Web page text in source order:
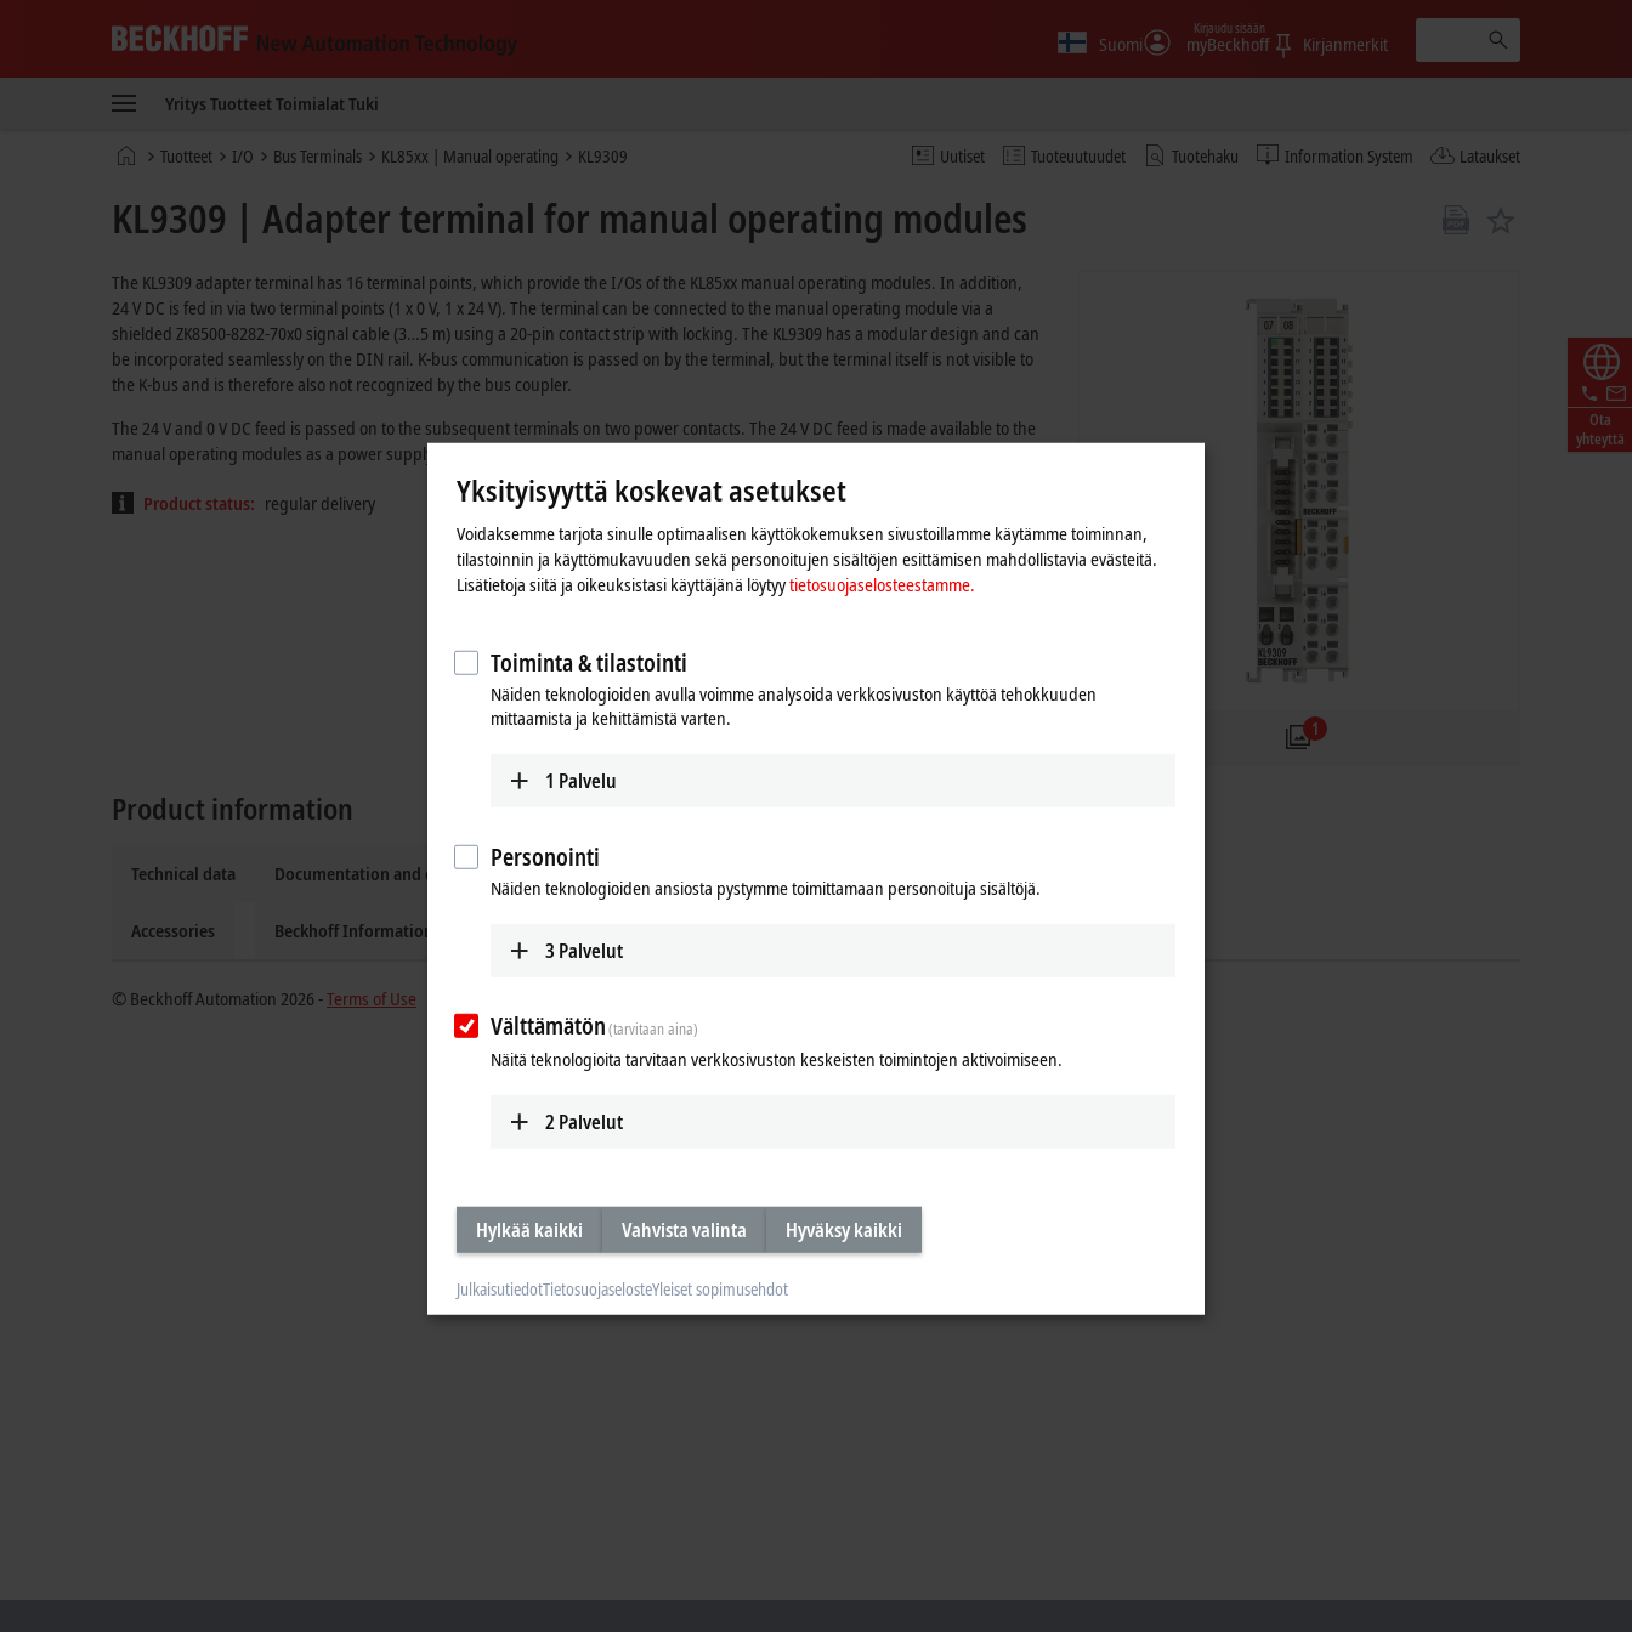
New
Technology
Suomi myBeckhoff
Kirjaudu sisään
Kirjanmerkit
Yritys Tuotteet Toimialat Tuki
Uutiset Tuoteuutuudet Tuotehaku Information System Lataukset
KotisivuTuotteet I/O Bus Terminals KL85xx | Manual operating KL9309
Ota
yhteyttä
KL9309 | Adapter terminal for manual operating modules
1
The KL9309 adapter terminal has 16 terminal points, which provide the I/Os of the KL85xx manual operating modules. In addition,
24 V DC is fed in via two terminal points (1 x 0 V, 1 x 24 V). The terminal can be connected to the manual operating module via a
shielded ZK8500-8282-70x0 signal cable (3…5 m) using a 20-pin contact strip with locking. The KL9309 has a modular design and can
be incorporated seamlessly on the DIN rail. K-bus communication is passed on by the terminal, but the terminal itself is not visible to
the K-bus and is therefore also not recognized by the bus coupler.
The 24 V and 0 V DC feed is passed on to the subsequent terminals on two power contacts. The 24 V DC feed is made available to the
manual operating modules as a power supply via four contacts (2 x 0 V, 2 x 24 V) on the 20-pin contact strip.
Product status: regular delivery
Product information
Technical data
Accessories
Documentation and downloads
Beckhoff Information System
Related products
© Beckhoff Automation 2026 -Terms of Use
Yksityisyyttä koskevat asetukset
Voidaksemme tarjota sinulle optimaalisen käyttökokemuksen sivustoillamme käytämme toiminnan,
tilastoinnin ja käyttömukavuuden sekä personoitujen sisältöjen esittämisen mahdollistavia evästeitä.
Lisätietoja siitä ja oikeuksistasi käyttäjänä löytyytietosuojaselosteestamme.
Toiminta & tilastointi
Näiden teknologioiden avulla voimme analysoida verkkosivuston käyttöä tehokkuuden
mittaamista ja kehittämistä varten.
1 Palvelu
Personointi
Näiden teknologioiden ansiosta pystymme toimittamaan personoituja sisältöjä.
3 Palvelut
Välttämätön(tarvitaan aina)
Näitä teknologioita tarvitaan verkkosivuston keskeisten toimintojen aktivoimiseen.
2 Palvelut
Hylkää kaikki Vahvista valinta Hyväksy kaikki
JulkaisutiedotTietosuojaselosteYleiset sopimusehdot